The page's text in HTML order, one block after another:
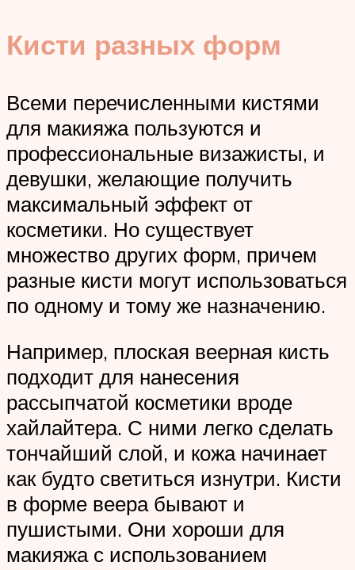
Кисти разных форм
Всеми перечисленными кистями
для макияжа пользуются и
профессиональные визажисты, и
девушки, желающие получить
максимальный эффект от
косметики. Но существует
множество других форм, причем
разные кисти могут использоваться
по одному и тому же назначению.
Например, плоская веерная кисть
подходит для нанесения
рассыпчатой косметики вроде
хайлайтера. С ними легко сделать
тончайший слой, и кожа начинает
как будто светиться изнутри. Кисти
в форме веера бывают и
пушистыми. Они хороши для
макияжа с использованием